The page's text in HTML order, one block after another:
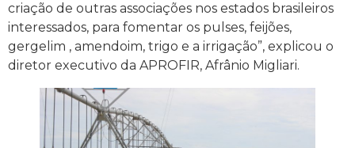
criação de outras associações nos estados brasileiros
interessados, para fomentar os pulses, feijões,
gergelim , amendoim, trigo e a irrigação”, explicou o
diretor executivo da APROFIR, Afrânio Migliari.